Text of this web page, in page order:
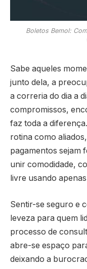
Boletos Bemol:
Sabe aqueles
junto dela, a
a correria do dia a
compromissos,
faz toda a
rotina como
pagamentos sejam
unir comodidade,
livre usando
Sentir-se seguro e
leveza para quem
processo de
abre-se espaço
deixando a